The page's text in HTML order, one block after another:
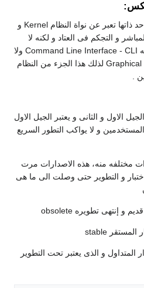
إن كلمة لينكس أو لينوكس فى حد ذاتها تعبر عن نواة النظام Kernel و
و التجكم فى العتاد و لكنه لا
يحتوى على بيئه إستخدام لا نصيه Command Line Interface - CLI ولا
رسوميه Graphical User Interface - GUI لذلك هذا الجزء من النظام
.
الاول و الثانى و يعتبر الجيل الاول
و لا يواكب التطور السريع
الثاني فيوجد ٣ إصدارات مختلفه منه، هذه الاصدارات مرت
و التطوير حتى وصلت الى ما هى
2.6 و هو الاصدار المتداول و الذى يعتبر تحت التطوير